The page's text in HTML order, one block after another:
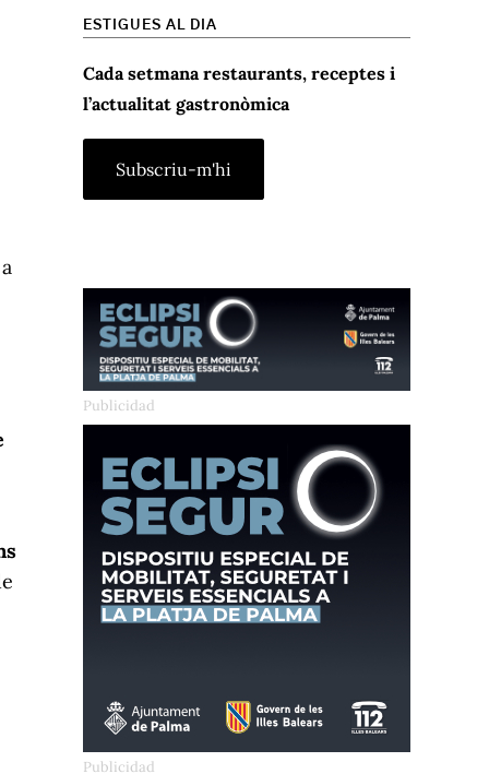
ESTIGUES AL DIA
Cada setmana restaurants, receptes i
l’actualitat gastronòmica